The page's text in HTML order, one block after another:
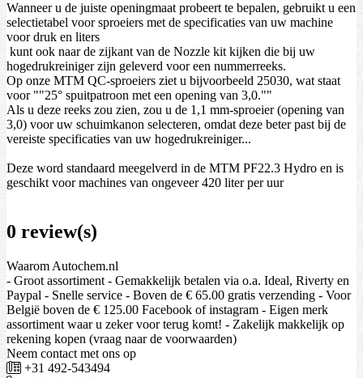
Wanneer u de juiste openingmaat probeert te bepalen, gebruikt u een
selectietabel voor sproeiers met de specificaties van uw machine
voor druk en liters
kunt ook naar de zijkant van de Nozzle kit kijken die bij uw
hogedrukreiniger zijn geleverd voor een nummerreeks.
Op onze MTM QC-sproeiers ziet u bijvoorbeeld 25030, wat staat
voor ""25° spuitpatroon met een opening van 3,0.""
Als u deze reeks zou zien, zou u de 1,1 mm-sproeier (opening van
3,0) voor uw schuimkanon selecteren, omdat deze beter past bij de
vereiste specificaties van uw hogedrukreiniger...
Deze word standaard meegelverd in de MTM PF22.3 Hydro en is
geschikt voor machines van ongeveer 420 liter per uur
0 review(s)
Waarom Autochem.nl
- Groot assortiment - Gemakkelijk betalen via o.a. Ideal, Riverty en
Paypal - Snelle service - Boven de € 65.00 gratis verzending - Voor
België boven de € 125.00 Facebook of instagram - Eigen merk
assortiment waar u zeker voor terug komt! - Zakelijk makkelijk op
rekening kopen (vraag naar de voorwaarden)
Neem contact met ons op
+31 492-543494